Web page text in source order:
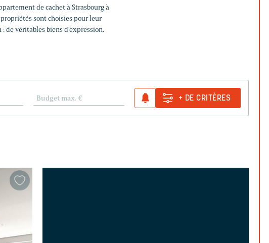
de cachet à Strasbourg à
sont choisies pour leur
de véritables biens d'expression.
Budget max.€ + DE CRITÈRES